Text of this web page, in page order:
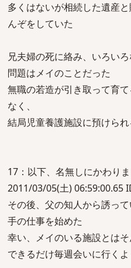
多くはないが相続した遺産
んぞをしていた
兄夫婦の死に絡み、いろい
問題はメイのことだった
無職の若造が引き取って育
なく、
結局児童養護施設に預けら
17：以下、名無しにかわり
2011/03/05(土) 06:59:00.65
その後、父の知人から誘っ
手の仕事を始めた
幸い、メイのいる施設とは
できるだけ毎週会いに行く